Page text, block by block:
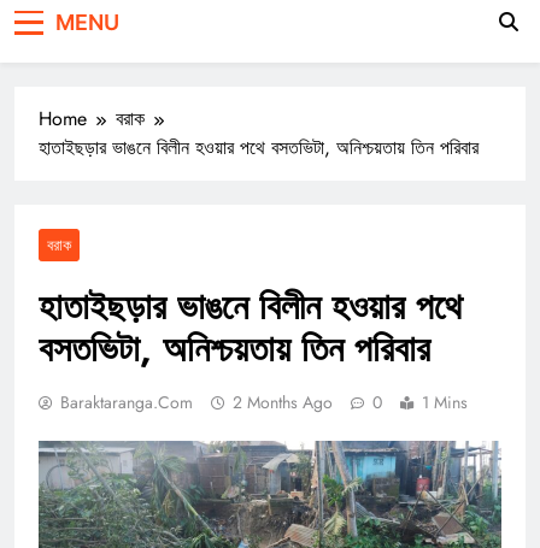
MENU
Home
বরাক
হাতাইছড়ার ভাঙনে বিলীন হওয়ার পথে বসতভিটা, অনিশ্চয়তায় তিন পরিবার
বরাক
হাতাইছড়ার ভাঙনে বিলীন হওয়ার পথে
বসতভিটা, অনিশ্চয়তায় তিন পরিবার
Baraktaranga.com 2 Months Ago 0 1 Mins